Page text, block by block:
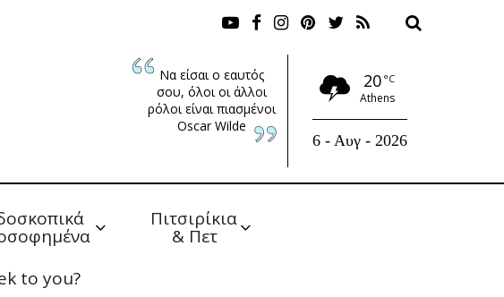
Να είσαι ο εαυτός
σου, όλοι οι άλλοι
ρόλοι είναι πιασμένοι
Oscar Wilde
20 °C
Athens
6 - Αυγ - 2026
Πιτσιρίκια
& Πετ
to you?